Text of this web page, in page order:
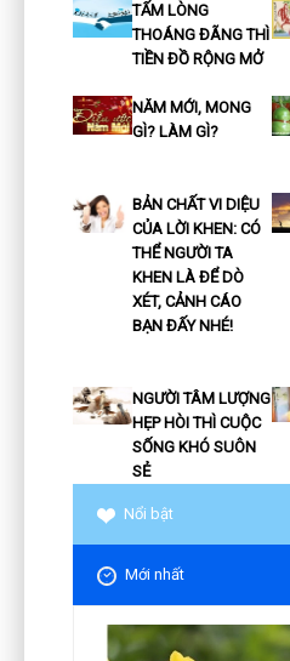
TẤM LÒNG
THOÁNG ĐÃNG THÌ
TIỀN ĐỒ RỘNG MỞ
NĂM MỚI, MONG
GÌ? LÀM GÌ?
BẢN CHẤT VI DIỆU
CỦA LỜI KHEN: CÓ
THỂ NGƯỜI TA
KHEN LÀ ĐỂ DÒ
XÉT, CẢNH CÁO
BẠN ĐẤY NHÉ!
NGƯỜI TÂM LƯỢNG
HẸP HÒI THÌ CUỘC
SỐNG KHÓ SUÔN
SẺ
Nổi bật
Mới nhất